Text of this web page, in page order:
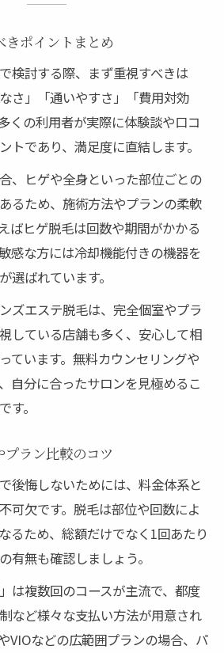
ポイントまとめ
検討する際、まず重視すべきは
さ」「通いやすさ」「費用対効
くの利用者が実際に体験談や口コ
トであり、満足度に直結します。
、ヒゲや全身といった部位ごとの
るため、施術方法やプランの柔軟
ばヒゲ脱毛は回数や期間がかかる
感な方には冷却機能付きの機器を
選ばれています。
ズエステ脱毛は、完全個室やプラ
している店舗も多く、安心して相
ています。無料カウンセリングや
自分に合ったサロンを見極めるこ
す。
ラン比較のコツ
後悔しないためには、料金体系と
可欠です。脱毛は部位や回数によ
るため、総額だけでなく1回あたり
有無も確認しましょう。
は複数回のコースが主流で、都度
など様々な支払い方法が用意され
VIOなどの広範囲プランの場合、パ